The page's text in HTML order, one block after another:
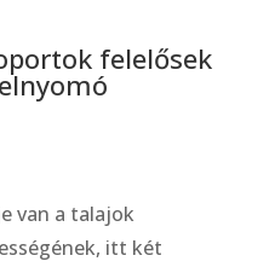
felelősek
van a talajok
itt két